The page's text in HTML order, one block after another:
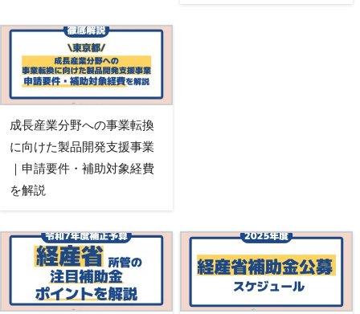
成長産業分野への事業転換
に向けた製品開発支援事業
｜申請要件・補助対象経費
を解説